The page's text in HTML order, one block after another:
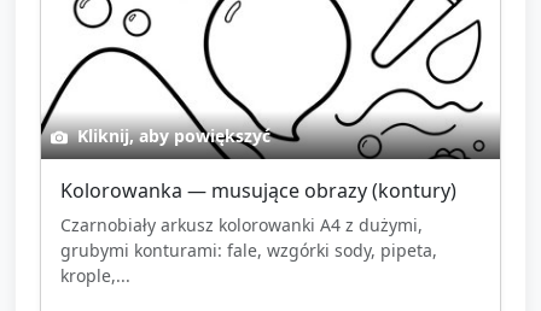
Kliknij, aby powiększyć
Kolorowanka — musujące obrazy (kontury)
Czarnobiały arkusz kolorowanki A4 z dużymi,
grubymi konturami: fale, wzgórki sody, pipeta,
krople,...